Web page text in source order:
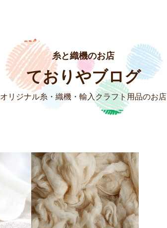
糸と織機のお店
ておりやブログ
オリジナル糸・織機・輸入クラフト用品のお店